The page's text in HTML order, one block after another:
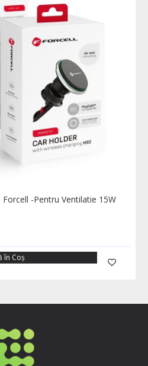
-Pentru Ventilatie 15W
în Coş